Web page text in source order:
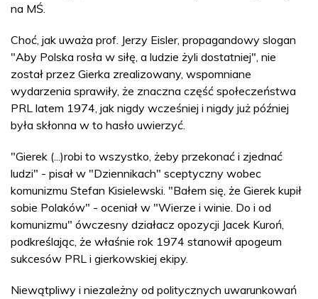
na MŚ.
Choć, jak uważa prof. Jerzy Eisler, propagandowy slogan
"Aby Polska rosła w siłę, a ludzie żyli dostatniej", nie
został przez Gierka zrealizowany, wspomniane
wydarzenia sprawiły, że znaczna część społeczeństwa
PRL latem 1974, jak nigdy wcześniej i nigdy już później
była skłonna w to hasło uwierzyć.
"Gierek (...)robi to wszystko, żeby przekonać i zjednać
ludzi" - pisał w "Dziennikach" sceptyczny wobec
komunizmu Stefan Kisielewski. "Bałem się, że Gierek kupił
sobie Polaków" - oceniał w "Wierze i winie. Do i od
komunizmu" ówczesny działacz opozycji Jacek Kuroń,
podkreślając, że właśnie rok 1974 stanowił apogeum
sukcesów PRL i gierkowskiej ekipy.
Niewątpliwy i niezależny od politycznych uwarunkowań